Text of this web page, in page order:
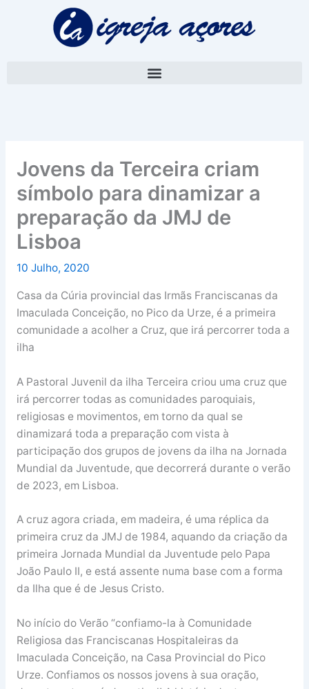
Jovens da Terceira criam
símbolo para dinamizar a
preparação da JMJ de
Lisboa
10 Julho, 2020
Casa da Cúria provincial das Irmãs Franciscanas da
Imaculada Conceição, no Pico da Urze, é a primeira
comunidade a acolher a Cruz, que irá percorrer toda a
ilha
A Pastoral Juvenil da ilha Terceira criou uma cruz que
irá percorrer todas as comunidades paroquiais,
religiosas e movimentos, em torno da qual se
dinamizará toda a preparação com vista à
participação dos grupos de jovens da ilha na Jornada
Mundial da Juventude, que decorrerá durante o verão
de 2023, em Lisboa.
A cruz agora criada, em madeira, é uma réplica da
primeira cruz da JMJ de 1984, aquando da criação da
primeira Jornada Mundial da Juventude pelo Papa
João Paulo II, e está assente numa base com a forma
da Ilha que é de Jesus Cristo.
No início do Verão “confiamo-la à Comunidade
Religiosa das Franciscanas Hospitaleiras da
Imaculada Conceição, na Casa Provincial do Pico
Urze. Confiamos os nossos jovens à sua oração,